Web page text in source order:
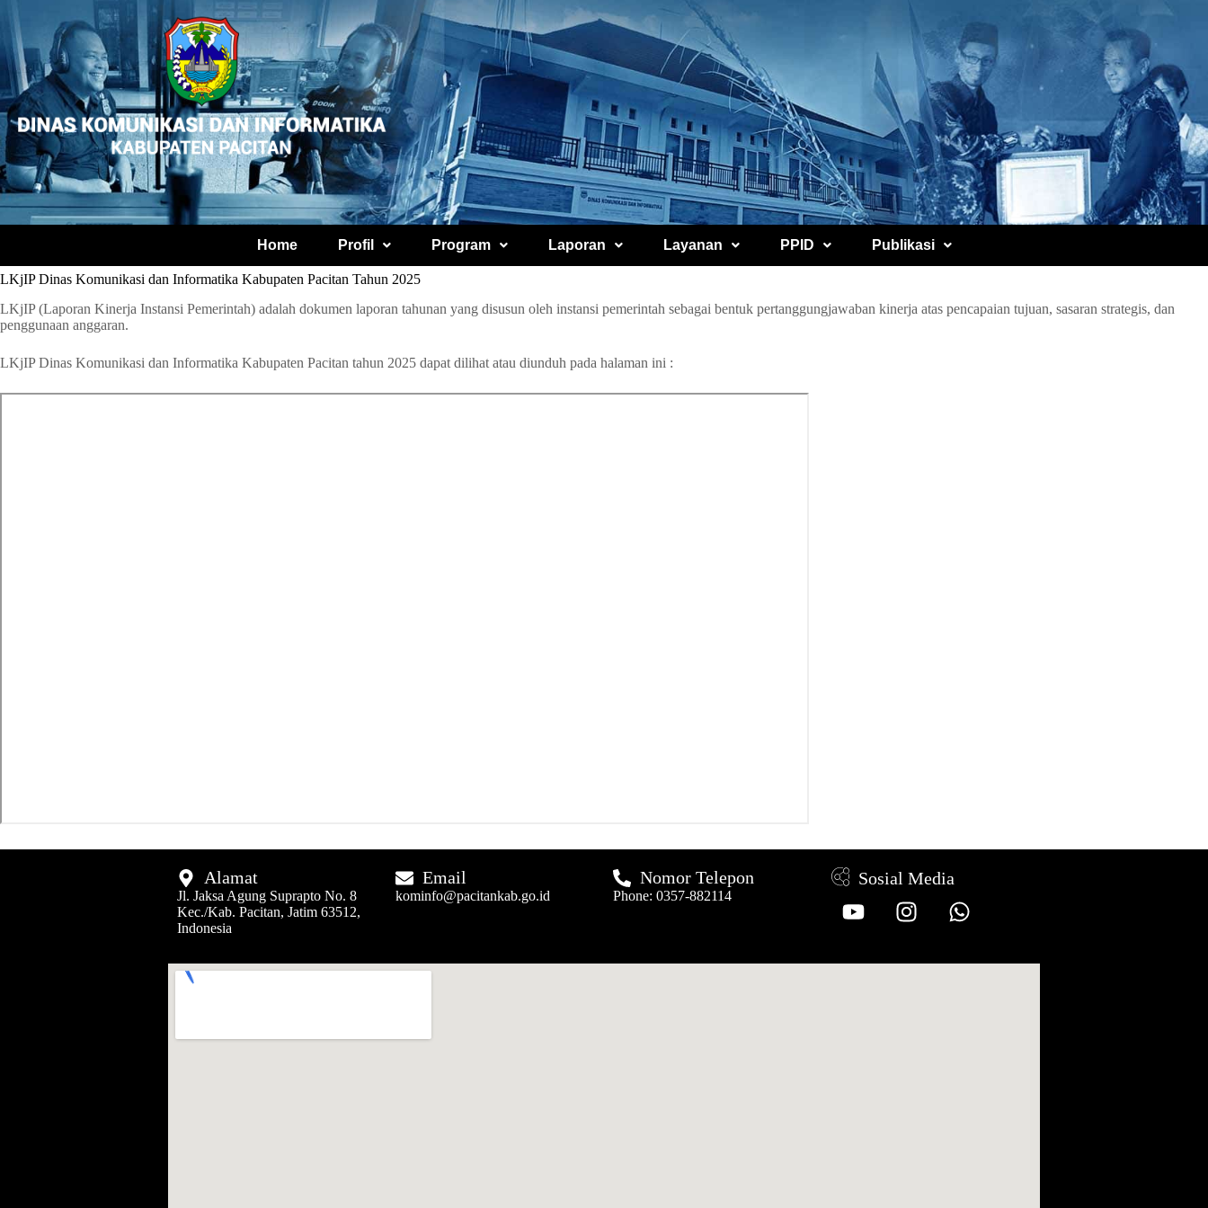
Home Profil Program Laporan Layanan PPID Publikasi
LKjIP Dinas Komunikasi dan Informatika Kabupaten Pacitan Tahun 2025
LKjIP (Laporan Kinerja Instansi Pemerintah) adalah dokumen laporan tahunan yang disusun oleh instansi pemerintah sebagai bentuk pertanggungjawaban kinerja atas pencapaian tujuan, sasaran strategis, dan
penggunaan anggaran.
LKjIP Dinas Komunikasi dan Informatika Kabupaten Pacitan tahun 2025 dapat dilihat atau diunduh pada halaman ini :
Alamat
Jl. Jaksa Agung Suprapto No. 8
Kec./Kab. Pacitan, Jatim 63512,
Indonesia
Email
kominfo@pacitankab.go.id
Nomor Telepon
Phone: 0357-882114
Sosial Media